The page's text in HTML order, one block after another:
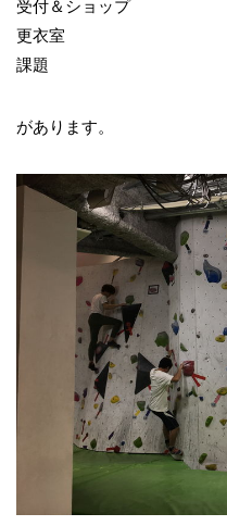
受付＆ショップ
更衣室
課題
があります。